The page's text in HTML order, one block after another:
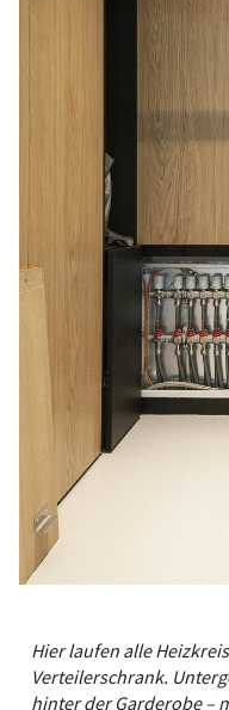
Hier laufen alle
Verteilerschrank.
hinter der Garderobe –